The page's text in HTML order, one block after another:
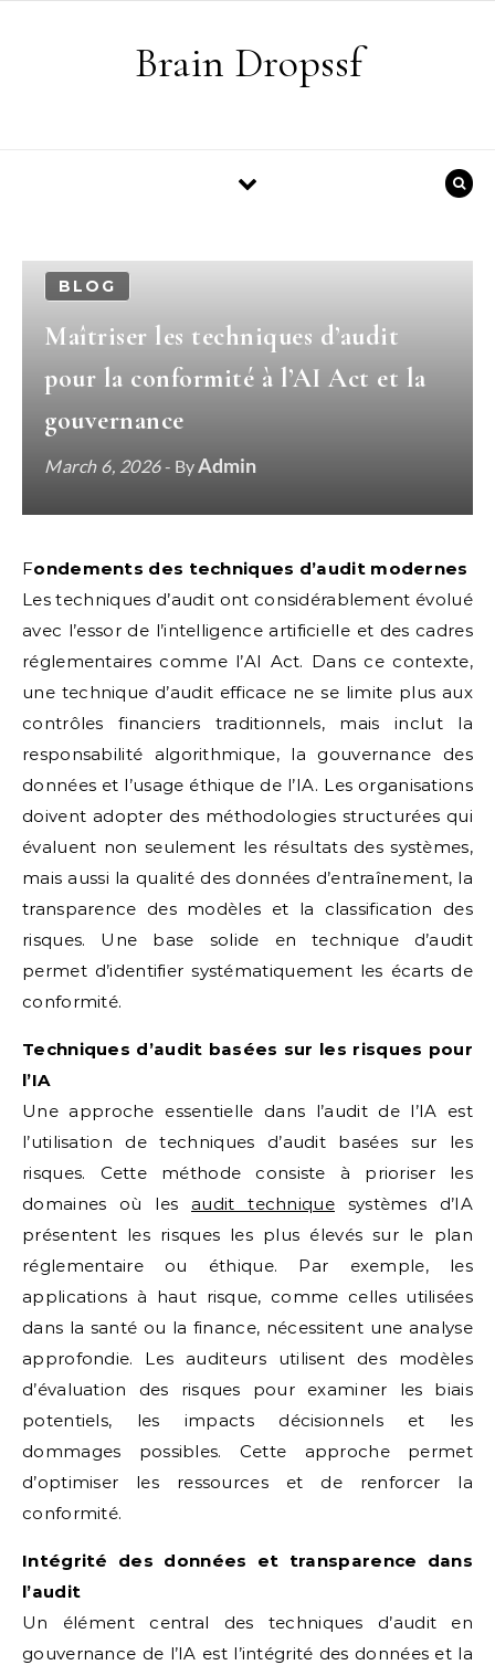
Brain Dropssf
BLOG
Maîtriser les techniques d’audit
pour la conformité à l’AI Act et la
gouvernance
March 6, 2026- ByAdmin
Fondements des techniques d’audit modernes
Les techniques d’audit ont considérablement évolué
avec l’essor de l’intelligence artificielle et des cadres
réglementaires comme l’AI Act. Dans ce contexte,
une technique d’audit efficace ne se limite plus aux
contrôles financiers traditionnels, mais inclut la
responsabilité algorithmique, la gouvernance des
données et l’usage éthique de l’IA. Les organisations
doivent adopter des méthodologies structurées qui
évaluent non seulement les résultats des systèmes,
mais aussi la qualité des données d’entraînement, la
transparence des modèles et la classification des
risques. Une base solide en technique d’audit
permet d’identifier systématiquement les écarts de
conformité.
Techniques d’audit basées sur les risques pour
l’IA
Une approche essentielle dans l’audit de l’IA est
l’utilisation de techniques d’audit basées sur les
risques. Cette méthode consiste à prioriser les
domaines où lesaudit techniquesystèmes d’IA
présentent les risques les plus élevés sur le plan
réglementaire ou éthique. Par exemple, les
applications à haut risque, comme celles utilisées
dans la santé ou la finance, nécessitent une analyse
approfondie. Les auditeurs utilisent des modèles
d’évaluation des risques pour examiner les biais
potentiels, les impacts décisionnels et les
dommages possibles. Cette approche permet
d’optimiser les ressources et de renforcer la
conformité.
Intégrité des données et transparence dans
l’audit
Un élément central des techniques d’audit en
gouvernance de l’IA est l’intégrité des données et la